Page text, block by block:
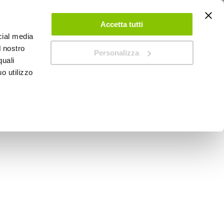
media
nostro
utilizzo
Accetta tutti
Personalizza
ACCEDI CREA UN ACCOUNT CONTATTACI